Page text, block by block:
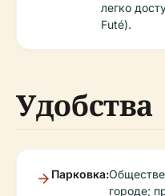
легко
Futé).
Удобства
Парковка:
городе;